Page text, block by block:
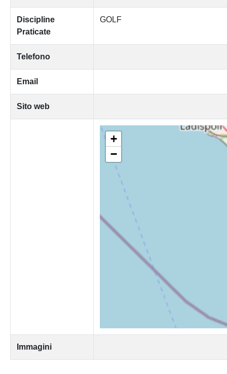
Discipline
Praticate
GOLF
Telefono
Email
Sito web
+
−
Immagini